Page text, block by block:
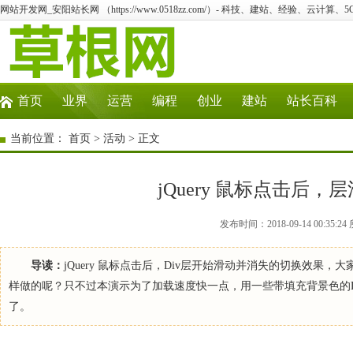
网站开发网_安阳站长网 （https://www.0518zz.com/）- 科技、建站、经验、云计算、
首页 业界 运营 编程 创业 建站 站长百科
当前位置： 首页 > 活动 > 正文
jQuery 鼠标点击后，
发布时间：2018-09-14
导读： jQuery 鼠标点击后，Div层开始滑动并消失的切换效果，
样做的呢？只不过本演示为了加载速度快一点，用一些带填充背景色
了。